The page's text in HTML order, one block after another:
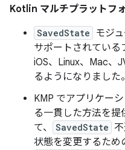
Kotlin マルチプラットフ
SavedState
モジ
サポートされている
iOS、Linux、Mac、
るようになりました。
KMP でアプリケー
る一貫した方法を提
て、
SavedState
状態を変更するため